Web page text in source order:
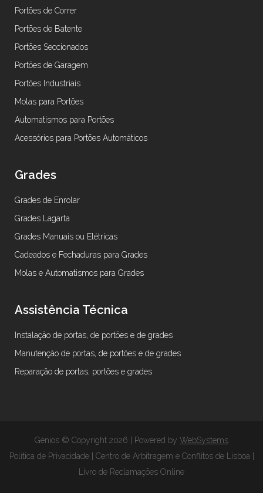
Portões de Correr
Portões de Batente
Portões Seccionados
Portões de Garagem
Portões Industriais
Molas para Portões
Automatismos para Portões
Acessórios para Portões Automáticos
Grades
Grades de Enrolar
Grades Lagarta
Grades Manuais ou Elétricas
Cadeados e Fechaduras para Grades
Molas e Automatismos para Grades
Assistência Técnica
Instalação de portas, de portões e de grades
Manutenção de portas, de portões e de grades
Reparação de portas, portões e grades
Génios © Copyright 2026 | Powered by WebSystems
Política de Privacidade
Centro de Arbitragem e Conflitos de Lisboa
Livro de Reclamações Online